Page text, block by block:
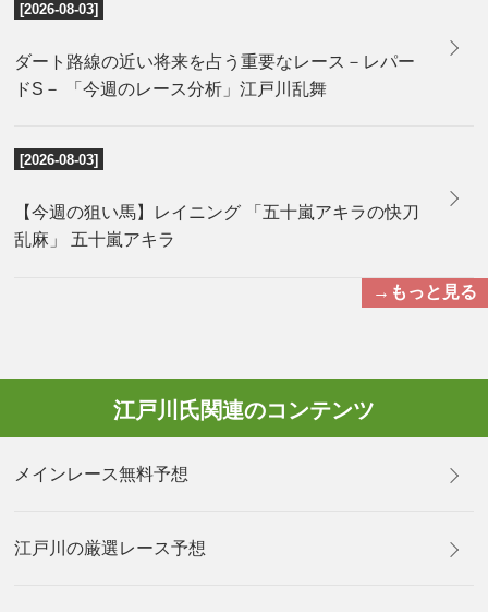
[2026-08-03]
ダート路線の近い将来を占う重要なレース－レパー
ドS－ 「今週のレース分析」江戸川乱舞
[2026-08-03]
【今週の狙い馬】レイニング 「五十嵐アキラの快刀
乱麻」 五十嵐アキラ
→もっと見る
江戸川氏関連のコンテンツ
メインレース無料予想
江戸川の厳選レース予想